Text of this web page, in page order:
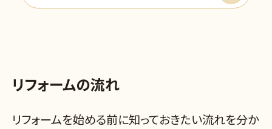
リフォームの流れ
リフォームを始める前に知っておきたい流れを分か